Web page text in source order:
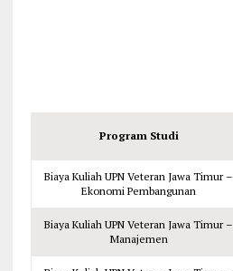
Program Studi
Biaya Kuliah UPN Veteran Jawa Timur –
Ekonomi Pembangunan
Biaya Kuliah UPN Veteran Jawa Timur –
Manajemen